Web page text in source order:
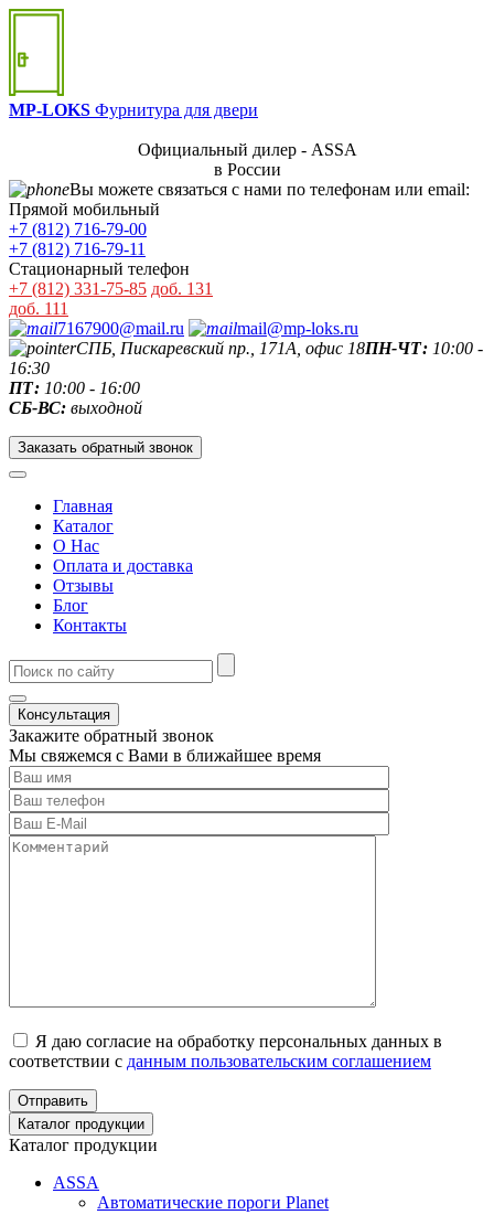
MP-LOKS Фурнитура для двери
Официальный дилер - ASSA
в России
Вы можете связаться с нами по телефонам или email:
Прямой мобильный
+7 (812) 716-79-00
+7 (812) 716-79-11
Стационарный телефон
+7 (812) 331-75-85 доб. 131
доб. 111
7167900@mail.ru
mail@mp-loks.ru
СПБ, Пискаревский пр., 171А, офис 18ПН-ЧТ: 10:00 -
16:30
ПТ: 10:00 - 16:00
СБ-ВС: выходной
Заказать обратный звонок
Главная
Каталог
О Нас
Оплата и доставка
Отзывы
Блог
Контакты
Консультация
Закажите обратный звонок
Мы свяжемся с Вами в ближайшее время
Я даю согласие на обработку персональных данных в
соответствии с данным пользовательским соглашением
Отправить
Каталог продукции
Каталог продукции
ASSA
Автоматические пороги Planet